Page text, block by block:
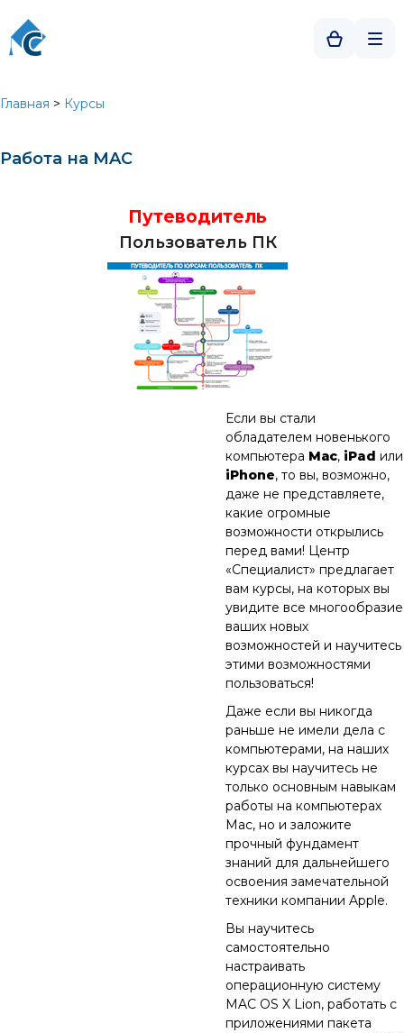
Главная > Курсы
Работа на MAC
Путеводитель
Пользователь ПК
Если вы стали
обладателем новенького
компьютера Мас, iPad или
iPhone, то вы, возможно,
даже не представляете,
какие огромные
возможности открылись
перед вами! Центр
«Специалист» предлагает
вам курсы, на которых вы
увидите все многообразие
ваших новых
возможностей и научитесь
этими возможностями
пользоваться!
Даже если вы никогда
раньше не имели дела с
компьютерами, на наших
курсах вы научитесь не
только основным навыкам
работы на компьютерах
Мас, но и заложите
прочный фундамент
знаний для дальнейшего
освоения замечательной
техники компании Apple.
Вы научитесь
самостоятельно
настраивать
операционную систему
MAC OS X Lion, работать с
приложениями пакета